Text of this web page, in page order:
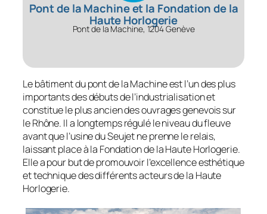
Pont de la Machine et la Fondation de la
Haute Horlogerie
Pont de la Machine, 1204 Genève
Le bâtiment du pont de la Machine est l’un des plus
importants des débuts de l’industrialisation et
constitue le plus ancien des ouvrages genevois sur
le Rhône. Il a longtemps régulé le niveau du fleuve
avant que l’usine du Seujet ne prenne le relais,
laissant place à la Fondation de la Haute Horlogerie.
Elle a pour but de promouvoir l’excellence esthétique
et technique des différents acteurs de la Haute
Horlogerie.